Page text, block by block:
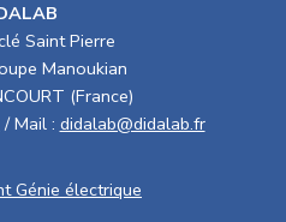
Saint Pierre
Manoukian
(France)
/ Mail : didalab@didalab.fr
Génie électrique